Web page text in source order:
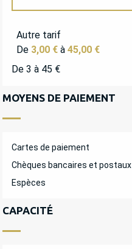
TARIFS 2027
Autre tarif
De 3,00 € à 45,00 €
De 3 à 45 €
MOYENS DE PAIEMENT
Cartes de paiement
Chèques bancaires et postaux
Espèces
CAPACITÉ